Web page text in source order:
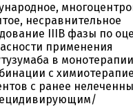
несравнительное
IIIВ фазы по
применения
в
с
с ранее